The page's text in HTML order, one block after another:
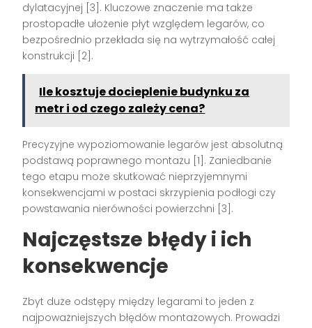
dylatacyjnej [3]. Kluczowe znaczenie ma także
prostopadłe ułożenie płyt względem legarów, co
bezpośrednio przekłada się na wytrzymałość całej
konstrukcji [2].
Ile kosztuje docieplenie budynku za
metr i od czego zależy cena?
Precyzyjne wypoziomowanie legarów jest absolutną
podstawą poprawnego montażu [1]. Zaniedbanie
tego etapu może skutkować nieprzyjemnymi
konsekwencjami w postaci skrzypienia podłogi czy
powstawania nierówności powierzchni [3].
Najczęstsze błędy i ich
konsekwencje
Zbyt duże odstępy między legarami to jeden z
najpoważniejszych błędów montażowych. Prowadzi